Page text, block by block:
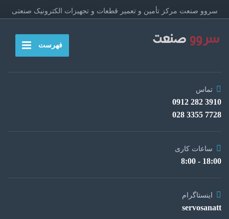
سروو صنعت مرکز تأمین و تعمیر قطعات و تجهیزات الکترونیک صنعتی
فهرست
تماس
3910 282 0912
7728 3355 028
ساعات کاری
18:00 - 8:00
اینستاگرام
servosanatt